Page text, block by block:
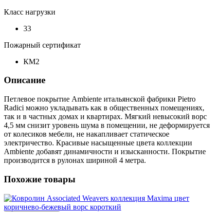
Класс нагрузки
33
Пожарный сертификат
КМ2
Описание
Петлевое покрытие Ambiente итальянской фабрики Pietro
Radici можно укладывать как в общественных помещениях,
так и в частных домах и квартирах. Мягкий невысокий ворс
4,5 мм снизит уровень шума в помещении, не деформируется
от колесиков мебели, не накапливает статическое
электричество. Красивые насыщенные цвета коллекции
Ambiente добавят динамичности и изысканности. Покрытие
производится в рулонах шириной 4 метра.
Похожие товары